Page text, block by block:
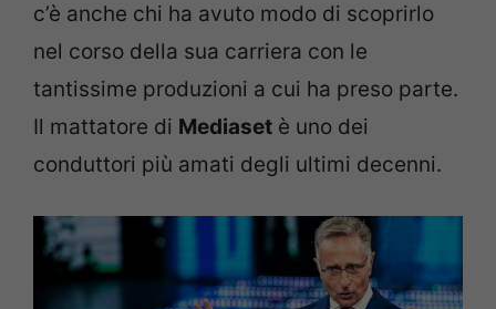
c’è anche chi ha avuto modo di scoprirlo
nel corso della sua carriera con le
tantissime produzioni a cui ha preso parte.
Il mattatore di Mediaset è uno dei
conduttori più amati degli ultimi decenni.